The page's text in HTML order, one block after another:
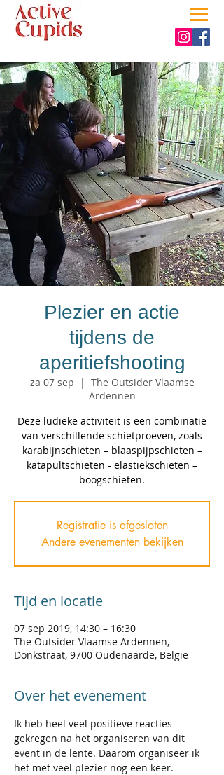
Plezier en actie
tijdens de
aperitiefshooting
za 07 sep
  |
The Outsider Vlaamse
Ardennen
Deze ludieke activiteit is een combinatie
van verschillende schietproeven, zoals
karabijnschieten – blaaspijpschieten –
katapultschieten - elastiekschieten –
boogschieten.
Registratie is afgesloten
Andere evenementen bekijken
Tijd en locatie
07 sep 2019, 14:30 – 16:30
The Outsider Vlaamse Ardennen,
Donkstraat, 9700 Oudenaarde, België
Over het evenement
Ik heb heel veel positieve reacties
gekregen na het organiseren van dit
event in de lente. Daarom organiseer ik
het met veel plezier nog een keer.